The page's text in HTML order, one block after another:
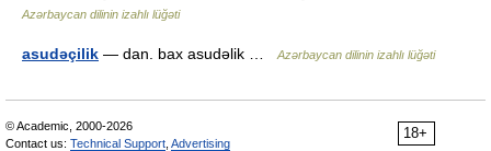
Azərbaycan dilinin izahlı lüğəti
asudəçilik — dan. bax asudəlik … Azərbaycan dilinin izahlı lüğəti
18+
© Academic, 2000-2026
Contact us: Technical Support Advertising